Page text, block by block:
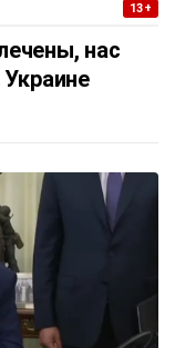
13+
нас